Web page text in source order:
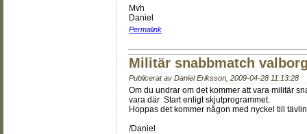
Mvh
Daniel
Permalink
Militär snabbmatch
Publicerat av Daniel Eriksson 2009-04-28 11:13:28
Om du undrar om det kommer att vara militär
vara där Start enligt skjutprogrammet.
Hoppas det kommer någon med nyckel till
/Daniel